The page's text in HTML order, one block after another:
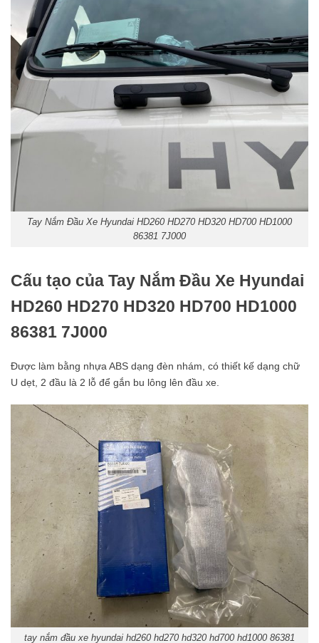
Tay Nắm Đầu Xe Hyundai HD260 HD270 HD320 HD700 HD1000
86381 7J000
Cấu tạo của Tay Nắm Đầu Xe Hyundai
HD260 HD270 HD320 HD700 HD1000
86381 7J000
Được làm bằng nhựa ABS dạng đèn nhám, có thiết kế dạng chữ
U dẹt, 2 đầu là 2 lỗ để gắn bu lông lên đầu xe.
tay nắm đầu xe hyundai hd260 hd270 hd320 hd700 hd1000 86381